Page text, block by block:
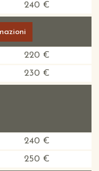
240 €
220 €
230 €
240 €
250 €